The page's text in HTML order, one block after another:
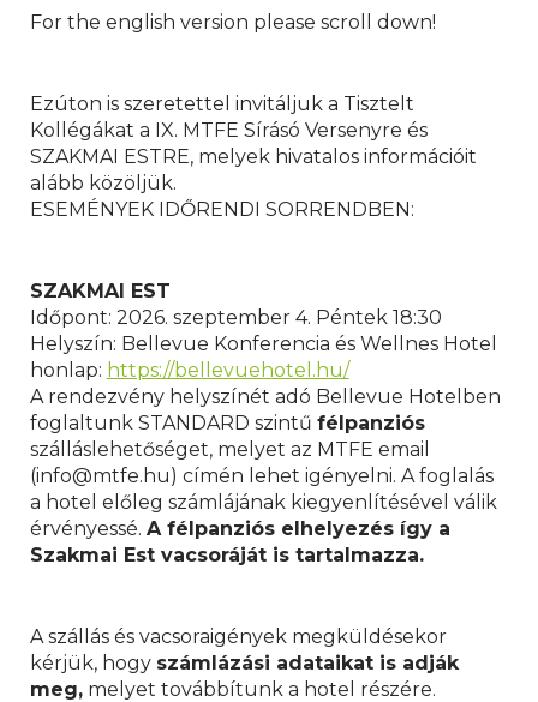
For the english version please scroll down!
Ezúton is szeretettel invitáljuk a Tisztelt
Kollégákat a IX. MTFE Sírásó Versenyre és
SZAKMAI ESTRE, melyek hivatalos információit
alább közöljük.
ESEMÉNYEK IDŐRENDI SORRENDBEN:
SZAKMAI EST
Időpont: 2026. szeptember 4. Péntek 18:30
Helyszín: Bellevue Konferencia és Wellnes Hotel
honlap: https://bellevuehotel.hu/
A rendezvény helyszínét adó Bellevue Hotelben
foglaltunk STANDARD szintű félpanziós
szálláslehetőséget, melyet az MTFE email
(info@mtfe.hu) címén lehet igényelni. A foglalás
a hotel előleg számlájának kiegyenlítésével válik
érvényessé. A félpanziós elhelyezés így a
Szakmai Est vacsoráját is tartalmazza.
A szállás és vacsoraigények megküldésekor
kérjük, hogy számlázási adataikat is adják
meg,melyet továbbítunk a hotel részére.